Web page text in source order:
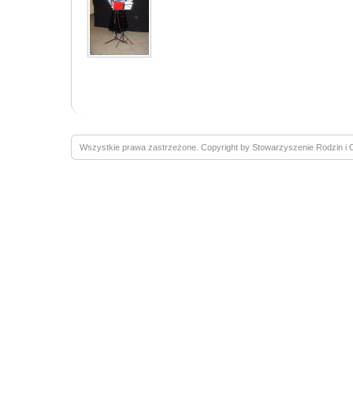
Wszystkie prawa zastrzeżone. Copyright by Stowarzyszenie Rodzin i